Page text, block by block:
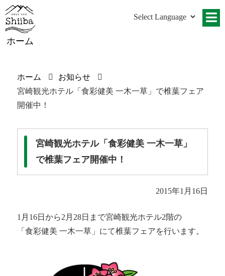
ホーム
ホーム
お知らせ
宮崎観光ホテル「食彩健美 一木一草」で椎葉フェア
開催中！
宮崎観光ホテル「食彩健美 一木一草」
で椎葉フェア開催中！
2015年1月16日
1月16日から2月28日まで宮崎観光ホテル2階の
「食彩健美 一木一草」にて椎葉フェアを行います。